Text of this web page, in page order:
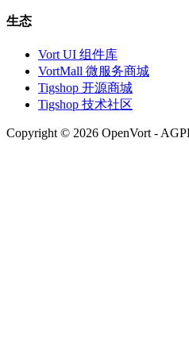
生态
Vort UI 组件库
VortMall 微服务商城
Tigshop 开源商城
Tigshop 技术社区
Copyright © 2026 OpenVort -